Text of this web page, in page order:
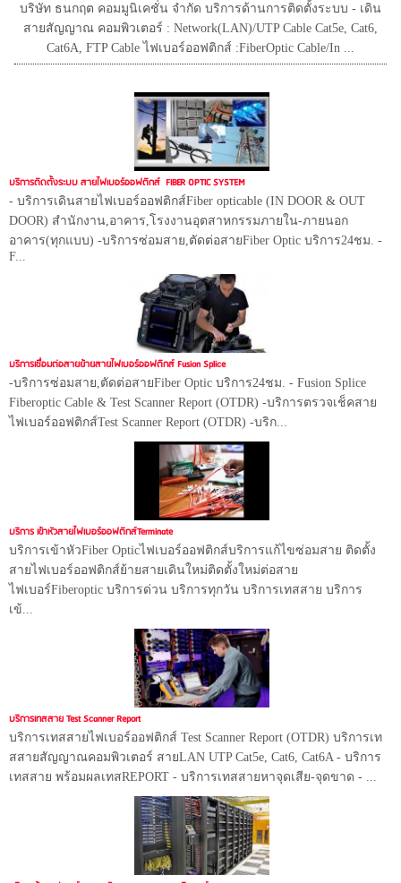
บริษัท ธนกฤต คอมมูนิเคชั่น จำกัด บริการด้านการติดตั้งระบบ - เดิน
สายสัญญาณ คอมพิวเตอร์ : Network(LAN)/UTP Cable Cat5e, Cat6,
Cat6A, FTP Cable ไฟเบอร์ออฟติกส์ :FiberOptic Cable/In ...
บริการติดตั้งระบบ สายไฟเบอร์ออฟติกส์ FIBER OPTIC SYSTEM
- บริการเดินสายไฟเบอร์ออฟติกส์Fiber opticable (IN DOOR & OUT
DOOR) สำนักงาน,อาคาร,โรงงานอุตสาหกรรมภายใน-ภายนอก
อาคาร(ทุกแบบ) -บริการซ่อมสาย,ตัดต่อสายFiber Optic บริการ24ชม. -
F...
บริการเชื่อมต่อสายย้ายสายไฟเบอร์ออฟติกส์ Fusion Splice
-บริการซ่อมสาย,ตัดต่อสายFiber Optic บริการ24ชม. - Fusion Splice
Fiberoptic Cable & Test Scanner Report (OTDR) -บริการตรวจเช็คสาย
ไฟเบอร์ออฟติกส์Test Scanner Report (OTDR) -บริก...
บริการ เข้าหัวสายไฟเบอร์ออฟติกส์Terminate
บริการเข้าหัวFiber Opticไฟเบอร์ออฟติกส์บริการแก้ไขซ่อมสาย ติดตั้ง
สายไฟเบอร์ออฟติกส์ย้ายสายเดินใหม่ติดตั้งใหม่ต่อสาย
ไฟเบอร์Fiberoptic บริการด่วน บริการทุกวัน บริการเทสสาย บริการ
เข้...
บริการเทสสาย Test Scanner Report
บริการเทสสายไฟเบอร์ออฟติกส์ Test Scanner Report (OTDR) บริการเท
สสายสัญญาณคอมพิวเตอร์ สายLAN UTP Cat5e, Cat6, Cat6A - บริการ
เทสสาย พร้อมผลเทสREPORT - บริการเทสสายหาจุดเสีย-จุดขาด - ...